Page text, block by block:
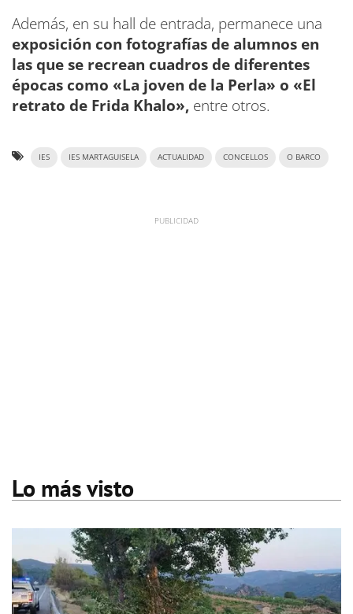
Además, en su hall de entrada, permanece una
exposición con fotografías de alumnos en
las que se recrean cuadros de diferentes
épocas como «La joven de la Perla» o «El
retrato de Frida Khalo», entre otros.
IES IES MARTAGUISELA ACTUALIDAD CONCELLOS O BARCO
Lo más visto